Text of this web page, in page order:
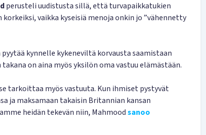
perusteli uudistusta sillä, että turvapaikkatukien
vaikka kyseisiä menoja onkin jo ”vähennetty
kynnelle kykeneviltä korvausta saamistaan
on aina myös yksilön oma vastuu elämästään.
tarkoittaa myös vastuuta. Kun ihmiset pystyvät
ja maksamaan takaisin Britannian kansan
heidän tekevän niin, Mahmoodsanoo